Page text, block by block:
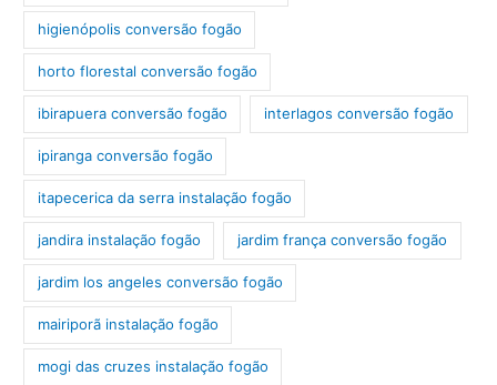
higienópolis conversão fogão
horto florestal conversão fogão
ibirapuera conversão fogão interlagos conversão fogão
ipiranga conversão fogão
itapecerica da serra instalação fogão
jandira instalação fogão jardim frança conversão fogão
jardim los angeles conversão fogão
mairiporã instalação fogão
mogi das cruzes instalação fogão